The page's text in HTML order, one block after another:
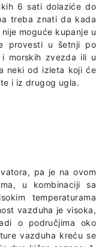
6 sati dolaziće do
treba znati da kada
moguće kupanje u
provesti u šetnji po
i morskih zvezda ili u
neki od izleta koji će
i iz drugog ugla.
pa je na ovom
u kombinaciji sa
temperaturama
vazduha je visoka,
o područjima oko
vazduha kreću se